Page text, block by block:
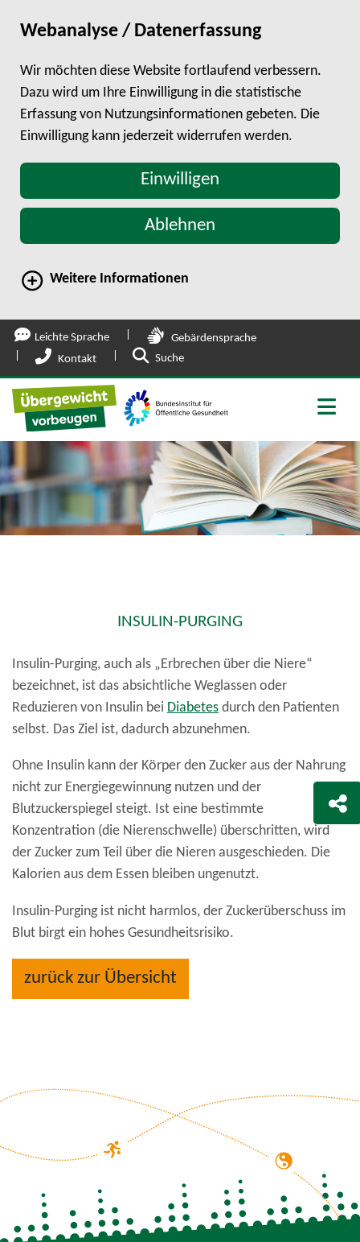
Webanalyse / Datenerfassung
Wir möchten diese Website fortlaufend verbessern.
Dazu wird um Ihre Einwilligung in die statistische
Erfassung von Nutzungsinformationen gebeten. Die
Einwilligung kann jederzeit widerrufen werden.
Einwilligen
Ablehnen
Weitere Informationen
direkt zum Hauptinhalt springen
Leichte Sprache
Gebärdensprache
Kontakt
Zur Suche
Suche
Zu den Social Media Links
INSULIN-PURGING
Insulin-Purging, auch als „Erbrechen über die Niere“
bezeichnet, ist das absichtliche Weglassen oder
Reduzieren von Insulin bei Diabetes durch den Patienten
selbst. Das Ziel ist, dadurch abzunehmen.
Ohne Insulin kann der Körper den Zucker aus der Nahrung
nicht zur Energiegewinnung nutzen und der
Blutzuckerspiegel steigt. Ist eine bestimmte
Konzentration (die Nierenschwelle) überschritten, wird
der Zucker zum Teil über die Nieren ausgeschieden. Die
Kalorien aus dem Essen bleiben ungenutzt.
Insulin-Purging ist nicht harmlos, der Zuckerüberschuss im
Blut birgt ein hohes Gesundheitsrisiko.
zurück zur Übersicht